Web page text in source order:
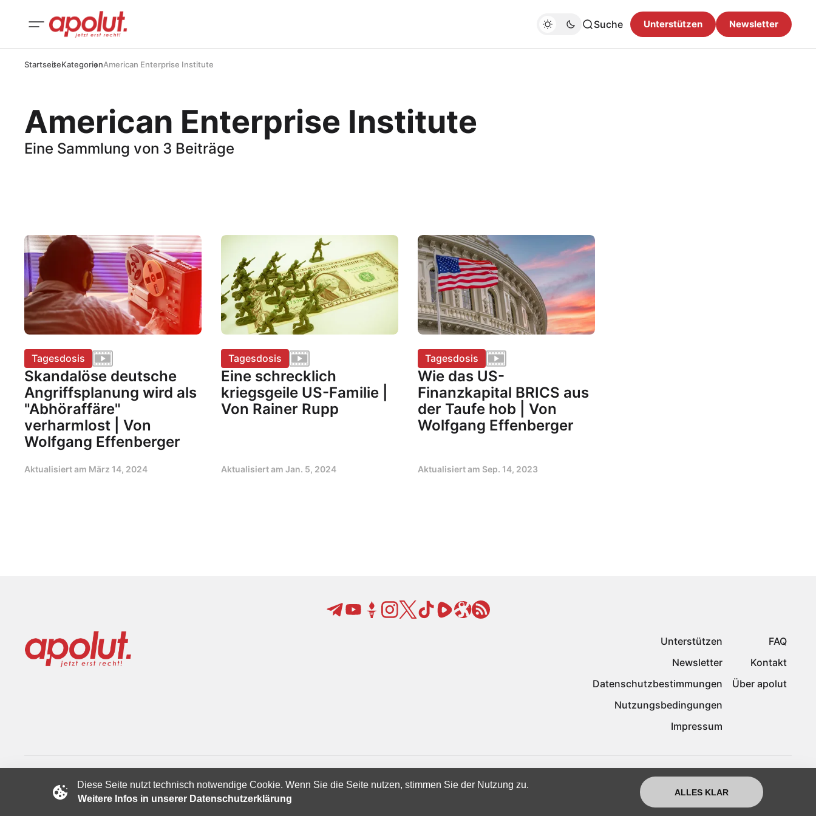
Suche Unterstützen Newsletter
StartseiteKategorienAmerican Enterprise Institute
American Enterprise Institute
Eine Sammlung von 3 Beiträge
Tagesdosis
Skandalöse deutsche
Angriffsplanung wird als
"Abhöraffäre"
verharmlost | Von
Wolfgang Effenberger
Aktualisiert am März 14, 2024
Tagesdosis
Eine schrecklich
kriegsgeile US-Familie |
Von Rainer Rupp
Aktualisiert am Jan. 5, 2024
Tagesdosis
Wie das US-
Finanzkapital BRICS aus
der Taufe hob | Von
Wolfgang Effenberger
Aktualisiert am Sep. 14, 2023
Unterstützen
Newsletter
Datenschutzbestimmungen
Nutzungsbedingungen
Impressum
FAQ
Kontakt
Über apolut
Copyright © 2024 apolut | Jetzt erst recht!. Published apolut Creatives Ltd.
Diese Seite nutzt technisch notwendige Cookie. Wenn Sie die Seite nutzen, stimmen Sie der Nutzung zu.
Weitere Infos in unserer Datenschutzerklärung
ALLES KLAR